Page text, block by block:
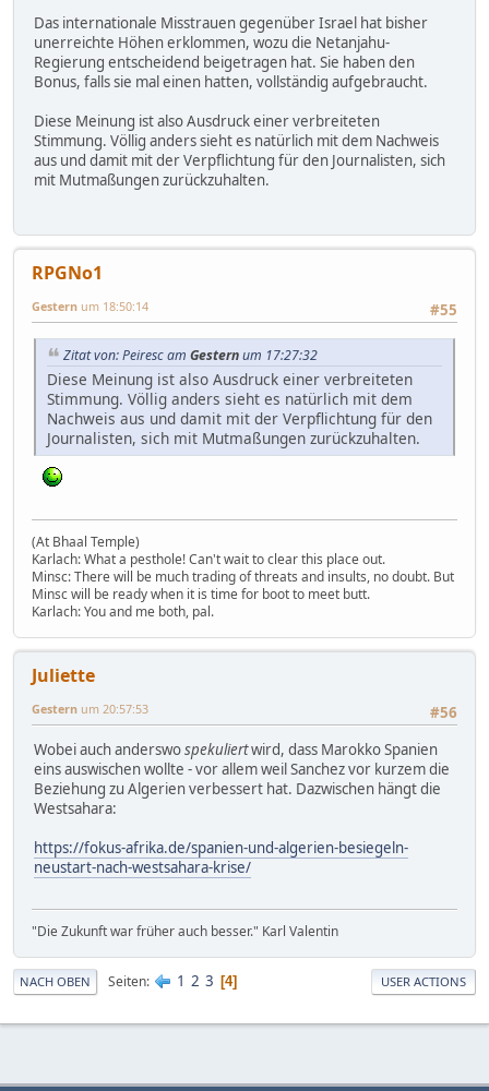
Das internationale Misstrauen gegenüber Israel hat bisher
unerreichte Höhen erklommen, wozu die Netanjahu-
Regierung entscheidend beigetragen hat. Sie haben den
Bonus, falls sie mal einen hatten, vollständig aufgebraucht.
Diese Meinung ist also Ausdruck einer verbreiteten
Stimmung. Völlig anders sieht es natürlich mit dem Nachweis
aus und damit mit der Verpflichtung für den Journalisten, sich
mit Mutmaßungen zurückzuhalten.
RPGNo1
#55
Gestern um 18:50:14
Zitat von: Peiresc am Gesternum 17:27:32
Diese Meinung ist also Ausdruck einer verbreiteten
Stimmung. Völlig anders sieht es natürlich mit dem
Nachweis aus und damit mit der Verpflichtung für den
Journalisten, sich mit Mutmaßungen zurückzuhalten.
(At Bhaal Temple)
Karlach: What a pesthole! Can't wait to clear this place out.
Minsc: There will be much trading of threats and insults, no doubt. But
Minsc will be ready when it is time for boot to meet butt.
Karlach: You and me both, pal.
Juliette
#56
Gestern um 20:57:53
Wobei auch anderswospekuliertwird, dass Marokko Spanien
eins auswischen wollte - vor allem weil Sanchez vor kurzem die
Beziehung zu Algerien verbessert hat. Dazwischen hängt die
Westsahara:
https://fokus-afrika.de/spanien-und-algerien-besiegeln-
neustart-nach-westsahara-krise/
"Die Zukunft war früher auch besser." Karl Valentin
NACH OBEN Seiten 1 2 3 4 USER ACTIONS